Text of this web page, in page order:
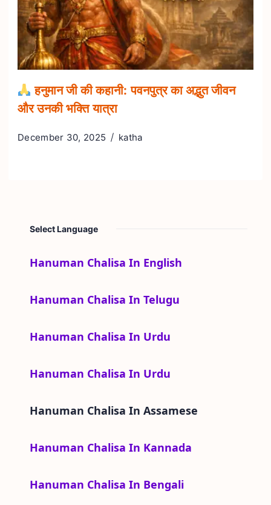
हनुमान जी की कहानी: पवनपुत्र का अद्भुत जीवन
और उनकी भक्ति यात्रा
December 30, 2025 katha
Select Language
Hanuman Chalisa In English
Hanuman Chalisa In Telugu
Hanuman Chalisa In Urdu
Hanuman Chalisa In Urdu
Hanuman Chalisa In Assamese
Hanuman Chalisa In Kannada
Hanuman Chalisa In Bengali